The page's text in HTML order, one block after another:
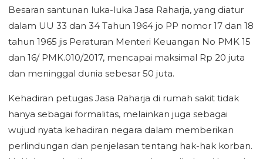
Besaran santunan luka-luka Jasa Raharja, yang diatur
dalam UU 33 dan 34 Tahun 1964 jo PP nomor 17 dan 18
tahun 1965 jis Peraturan Menteri Keuangan No PMK 15
dan 16/ PMK.010/2017, mencapai maksimal Rp 20 juta
dan meninggal dunia sebesar 50 juta.
Kehadiran petugas Jasa Raharja di rumah sakit tidak
hanya sebagai formalitas, melainkan juga sebagai
wujud nyata kehadiran negara dalam memberikan
perlindungan dan penjelasan tentang hak-hak korban.